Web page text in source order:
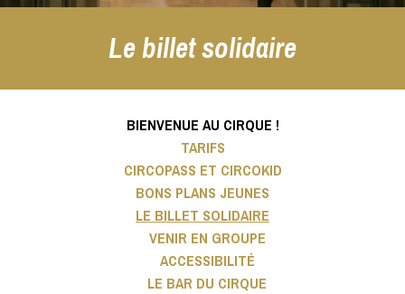
Le billet solidaire
BIENVENUE AU CIRQUE !
TARIFS
CIRCOPASS ET CIRCOKID
BONS PLANS JEUNES
LE BILLET SOLIDAIRE
VENIR EN GROUPE
ACCESSIBILITÉ
LE BAR DU CIRQUE